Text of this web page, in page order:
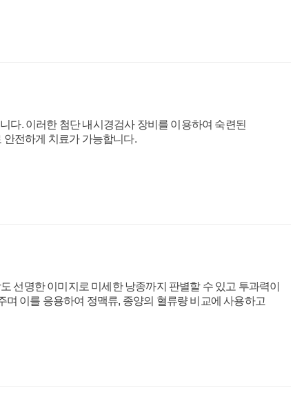
다. 이러한 첨단 내시경검사 장비를 이용하여 숙련된
전하게 치료가 가능합니다.
선명한 이미지로 미세한 낭종까지 판별할 수 있고 투과력이
이를 응용하여 정맥류, 종양의 혈류량 비교에 사용하고